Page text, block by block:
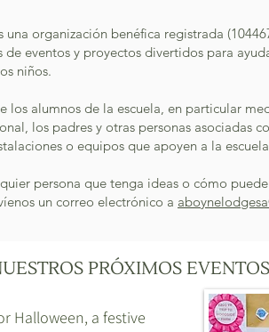
organización benéfica registrada
eventos y proyectos divertidos para
niños.
los alumnos de la escuela, en particular
los padres y otras personas asociadas
o equipos que apoyen a la
persona que tenga ideas o cómo
un correo electrónico a
PRÓXIMOS EVENTOS
Halloween, a festive